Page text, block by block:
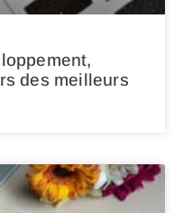
des meilleurs